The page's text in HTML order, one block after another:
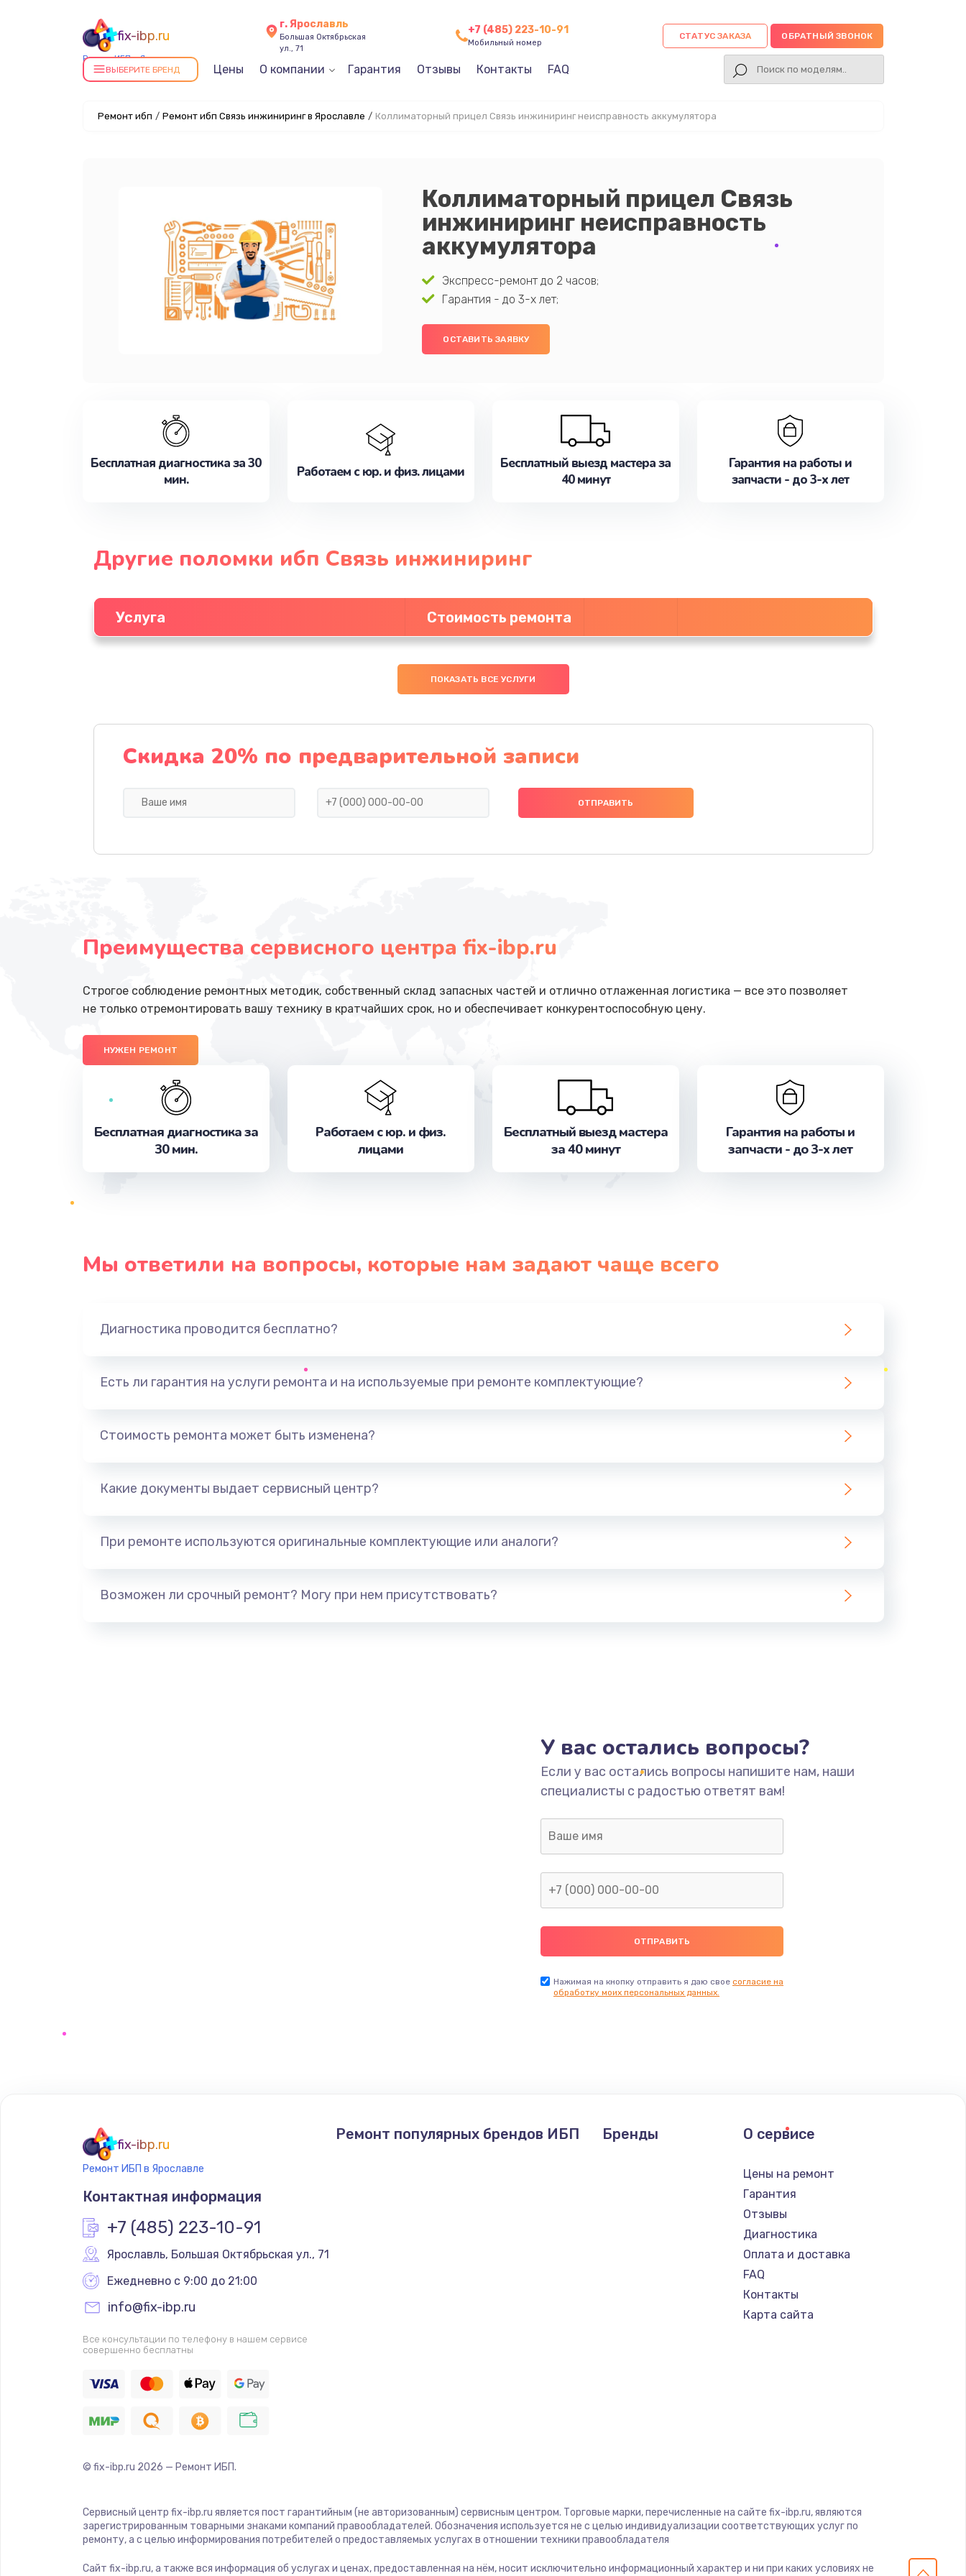
fix-ibp.ru
Ремонт ИБП в Ярославле
г. Ярославль
Большая Октябрьская
ул., 71
+7 (485) 223-10-91
Мобильный номер
СТАТУС ЗАКАЗА ОБРАТНЫЙ ЗВОНОК
ВЫБЕРИТЕ БРЕНД Цены О компании Гарантия Отзывы Контакты FAQ
Ремонт ибп / Ремонт ибп Связь инжиниринг в Ярославле / Коллиматорный прицел Связь инжиниринг неисправность аккумулятора
Коллиматорный прицел Связь
инжиниринг неисправность
аккумулятора
Экспресс-ремонт до 2 часов;
Гарантия - до 3-х лет;
ОСТАВИТЬ ЗАЯВКУ
Бесплатная диагностика за 30
мин.
Работаем с юр. и физ. лицами
Бесплатный выезд мастера за
40 минут
Гарантия на работы и
запчасти - до 3-х лет
Другие поломки ибп Связь инжиниринг
Услуга Стоимость ремонта
ПОКАЗАТЬ ВСЕ УСЛУГИ
Скидка 20% по предварительной записи
Преимущества сервисного центра fix-ibp.ru
Строгое соблюдение ремонтных методик, собственный склад запасных частей и отлично отлаженная логистика — все это позволяет
не только отремонтировать вашу технику в кратчайших срок, но и обеспечивает конкурентоспособную цену.
НУЖЕН РЕМОНТ
Бесплатная диагностика за
30 мин.
Работаем с юр. и физ.
лицами
Бесплатный выезд мастера
за 40 минут
Гарантия на работы и
запчасти - до 3-х лет
Мы ответили на вопросы, которые нам задают чаще всего
Диагностика проводится бесплатно?
Есть ли гарантия на услуги ремонта и на используемые при ремонте комплектующие?
Стоимость ремонта может быть изменена?
Какие документы выдает сервисный центр?
При ремонте используются оригинальные комплектующие или аналоги?
Возможен ли срочный ремонт? Могу при нем присутствовать?
У вас остались вопросы?
Если у вас остались вопросы напишите нам, наши
специалисты с радостью ответят вам!
Нажимая на кнопку отправить я даю свое согласие на
обработку моих персональных данных.
fix-ibp.ru
Ремонт ИБП в Ярославле
Контактная информация
+7 (485) 223-10-91
Ярославль, Большая Октябрьская ул., 71
Ежедневно с 9:00 до 21:00
info@fix-ibp.ru
Все консультации по телефону в нашем сервисе
совершенно бесплатны
Ремонт популярных брендов ИБП Бренды О сервисе
Цены на ремонт
Гарантия
Отзывы
Диагностика
Оплата и доставка
FAQ
Контакты
Карта сайта
© fix-ibp.ru 2026 — Ремонт ИБП.
Сервисный центр fix-ibp.ru является пост гарантийным (не авторизованным) сервисным центром. Торговые марки, перечисленные на сайте fix-ibp.ru, являются
зарегистрированным товарными знаками компаний правообладателей. Обозначения используется не с целью индивидуализации соответствующих услуг по
ремонту, а с целью информирования потребителей о предоставляемых услугах в отношении техники правообладателя
Сайт fix-ibp.ru, а также вся информация об услугах и ценах, предоставленная на нём, носит исключительно информационный характер и ни при каких условиях не